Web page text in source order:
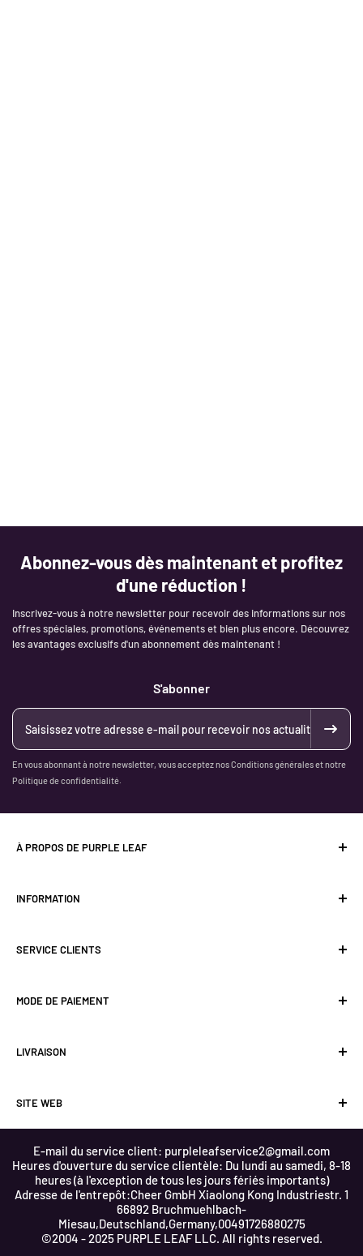
Abonnez-vous dès maintenant et profitez
d'une réduction !
Inscrivez-vous à notre newsletter pour recevoir des informations sur nos
offres spéciales, promotions, événements et bien plus encore. Découvrez
les avantages exclusifs d'un abonnement dès maintenant !
S'abonner
En vous abonnant à notre newsletter, vous acceptez nos Conditions générales et notre
Politique de confidentialité.
À PROPOS DE PURPLE LEAF
d'extérieur de haute qualité. Nous exprimons vos besoins à
au plus juste garantit que la qualité est maximisée à un prix
du design, dans le but de vous offrir une meilleure vie en
INFORMATION
Politique de confidentialité
Politique de coupons
Politique de retour
Conditions d'utilisation
Retours & remboursements
SERVICE CLIENTS
FAQ
Blog
Retours et annulations
MODE DE PAIEMENT
LIVRAISON
SITE WEB
United States Canada
United Kingdom
France Netherlands
E-mail du service client: purpleleafservice2@gmail.com
Heures d'ouverture du service clientèle: Du lundi au samedi, 8-18
heures (à l'exception de tous les jours fériés importants)
Adresse de l'entrepôt:Cheer GmbH Xiaolong Kong Industriestr. 1
66892 Bruchmuehlbach-
Miesau,Deutschland,Germany,00491726880275
©2004 - 2025 PURPLE LEAF LLC. All rights reserved.